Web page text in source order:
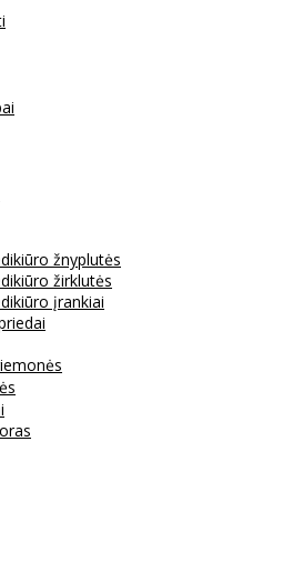
žnyplutės
žirklutės
įrankiai